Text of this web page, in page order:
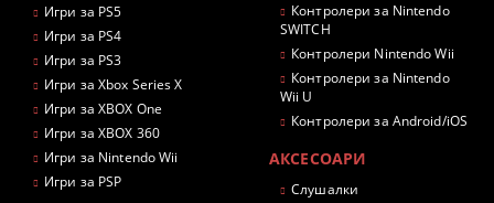
Игри за PS5
Игри за PS4
Игри за PS3
Игри за Xbox Series X
Игри за XBOX One
Игри за XBOX 360
Игри за Nintendo Wii
Игри за PSP
Контролери за Nintendo
SWITCH
Контролери Nintendo Wii
Контролери за Nintendo
Wii U
Контролери за Android/iOS
АКСЕСОАРИ
Слушалки